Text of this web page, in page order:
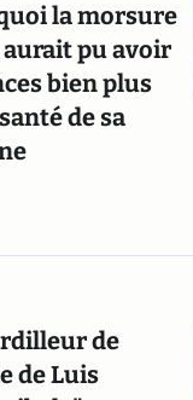
la morsure
aurait pu avoir
bien plus
de sa
de
de Luis